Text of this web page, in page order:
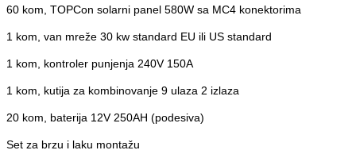
60 kom, TOPCon solarni panel 580W sa MC4 konektorima
1 kom, van mreže 30 kw standard EU ili US standard
1 kom, kontroler punjenja 240V 150A
1 kom, kutija za kombinovanje 9 ulaza 2 izlaza
20 kom, baterija 12V 250AH (podesiva)
Set za brzu i laku montažu